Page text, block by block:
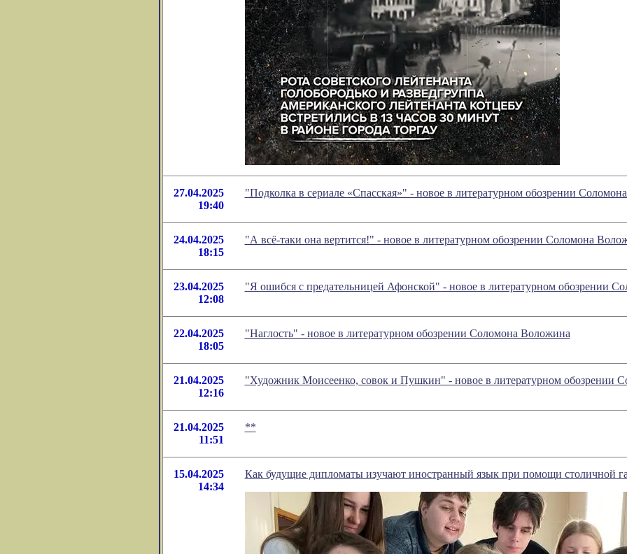
27.04.2025
19:40
"Подколка в сериале «Спасская»" - новое в литературном обозрении
24.04.2025
18:15
"А всё-таки она вертится!" - новое в литературном обозрении Соломона
23.04.2025
12:08
"Я ошибся с предательницей Афонской" - новое в литературном обозрении
22.04.2025
18:05
"Наглость" - новое в литературном обозрении Соломона Воложина
21.04.2025
12:16
"Художник Моисеенко, совок и Пушкин" - новое в литературном обозрении
21.04.2025
11:51
**
15.04.2025
14:34
Как будущие дипломаты изучают иностранный язык при помощи столичной